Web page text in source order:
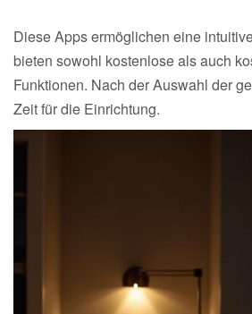
Diese Apps ermöglichen eine
bieten sowohl kostenlose als auch
Funktionen. Nach der Auswahl der
Zeit für die Einrichtung.